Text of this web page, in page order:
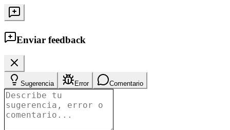
Enviar feedback
Sugerencia Error Comentario